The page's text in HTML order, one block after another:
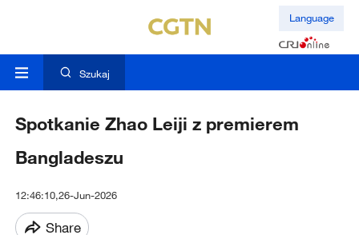
Language
Szukaj
Spotkanie Zhao Leiji z premierem
Bangladeszu
12:46:10,26-Jun-2026
Share